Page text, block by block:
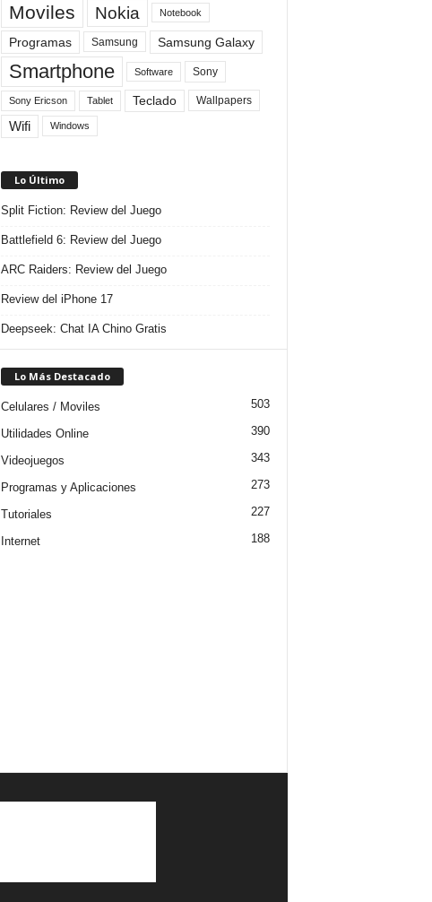
Moviles Nokia Notebook
Programas Samsung Samsung Galaxy
Smartphone Software Sony
Sony Ericson Tablet Teclado Wallpapers
Wifi Windows
Lo Último
Split Fiction: Review del Juego
Battlefield 6: Review del Juego
ARC Raiders: Review del Juego
Review del iPhone 17
Deepseek: Chat IA Chino Gratis
Lo Más Destacado
Celulares / Moviles 503
Utilidades Online 390
Videojuegos 343
Programas y Aplicaciones 273
Tutoriales 227
Internet 188